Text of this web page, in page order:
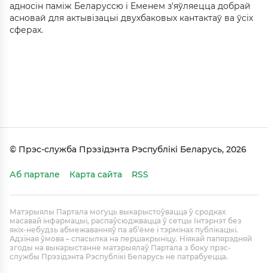
адносін паміж Беларуссю і Еменем з'яўляецца добрай
асновай для актывізацыі двухбаковых кантактаў ва ўсіх
сферах.
© Прэс-служба Прэзідэнта Рэспублікі Беларусь, 2026
Аб партале Карта сайта RSS
Матэрыялы Партала могуць выкарыстоўвацца ў сродках
масавай інфармацыі, распаўсюджвацца ў сетцы Інтэрнэт без
якіх-небудзь абмежаванняў па аб’ёме і тэрмінах публікацыі.
Адзіная ўмова – спасылка на першакрыніцу. Ніякай папярэдняй
згоды на выкарыстанне матэрыялаў Партала з боку прэс-
службы Прэзідэнта Рэспублікі Беларусь не патрабуецца.